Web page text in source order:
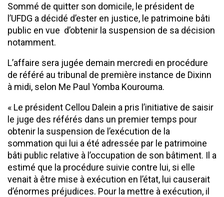
Sommé de quitter son domicile, le président de
l’UFDG a décidé d’ester en justice, le patrimoine bâti
public en vue d’obtenir la suspension de sa décision
notamment.
L’affaire sera jugée demain mercredi en procédure
de référé au tribunal de première instance de Dixinn
à midi, selon Me Paul Yomba Kourouma.
« Le président Cellou Dalein a pris l’initiative de saisir
le juge des référés dans un premier temps pour
obtenir la suspension de l’exécution de la
sommation qui lui a été adressée par le patrimoine
bâti public relative à l’occupation de son bâtiment. Il a
estimé que la procédure suivie contre lui, si elle
venait à être mise à exécution en l’état, lui causerait
d’énormes préjudices. Pour la mettre à exécution, il